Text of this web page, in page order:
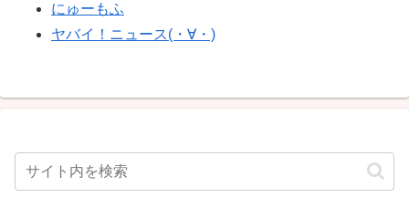
にゅーもふ
ヤバイ！ニュース(・∀・)